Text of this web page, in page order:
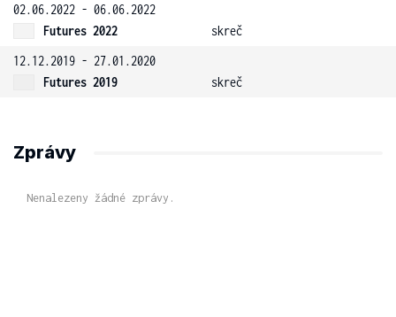
02.06.2022 - 06.06.2022
Futures 2022
skreč
12.12.2019 - 27.01.2020
Futures 2019
skreč
Zprávy
Nenalezeny žádné zprávy.